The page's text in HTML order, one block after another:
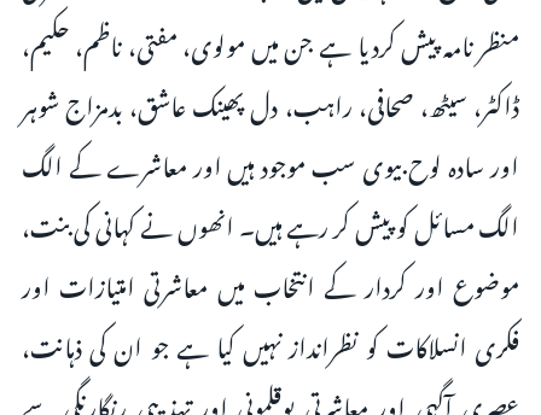
منظر نامہ پیش کردیا ہے جن میں مولوی، مفتی، ناظم، حکیم،
ڈاکٹر، سیٹھ، صحافی، راہب، دل پھینک عاشق، بدمزاج شوہر
اور سادہ لوح بیوی سب موجود ہیں اور معاشرے کے الگ
الگ مسائل کو پیش کر رہے ہیں۔ انھوں نے کہانی کی بنت،
موضوع اور کردار کے انتخاب میں معاشرتی امتیازات اور
فکری انسلاکات کو نظرانداز نہیں کیا ہے جو ان کی ذہانت،
عصری آگہی اور معاشرتی بوقلمونی اور تہذیبی رنگارنگی سے